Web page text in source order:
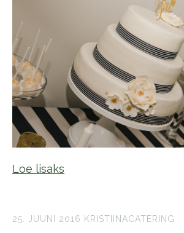
Loe lisaks
25. JUUNI 2016 KRISTIINACATERING